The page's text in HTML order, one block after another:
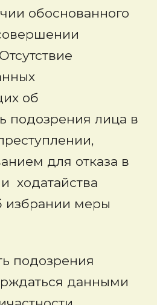
обоснованного
об
подозрения лица в
для отказа в
ходатайства
избрании меры
подозрения
данными